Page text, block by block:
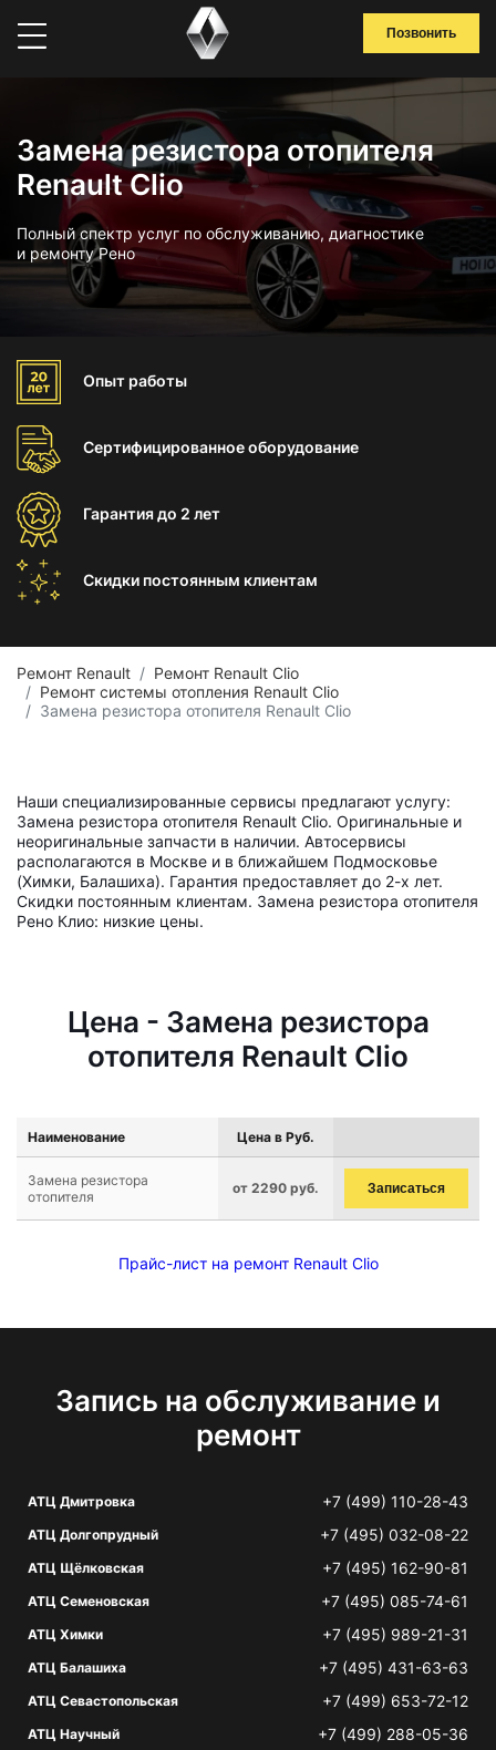
Позвонить
Замена резистора отопителя
Renault Clio
Полный спектр услуг по обслуживанию, диагностике
и ремонту Рено
Опыт работы
Сертифицированноеоборудование
Гарантиядо 2 лет
Скидки постоянным клиентам
Ремонт Renault
Ремонт Renault Clio
Ремонт системы отопления Renault Clio
Замена резистора отопителя Renault Clio
Наши специализированные сервисы предлагают услугу:
Замена резистора отопителя Renault Clio. Оригинальные и
неоригинальные запчасти в наличии. Автосервисы
располагаются в Москве и в ближайшем Подмосковье
(Химки, Балашиха). Гарантия предоставляет до 2-х лет.
Скидки постоянным клиентам. Замена резистора отопителя
Рено Клио: низкие цены.
Цена - Замена резистора
отопителя Renault Clio
Наименование Цена в Руб.
Замена резистора
отопителя
от 2290 руб. Записаться
Прайс-лист на ремонт Renault Clio
Запись на обслуживание и
ремонт
АТЦ Дмитровка +7 (499) 110-28-43
АТЦ Долгопрудный +7 (495) 032-08-22
АТЦ Щёлковская +7 (495) 162-90-81
АТЦ Семеновская +7 (495) 085-74-61
АТЦ Химки +7 (495) 989-21-31
АТЦ Балашиха +7 (495) 431-63-63
АТЦ Севастопольская +7 (499) 653-72-12
АТЦ Научный +7 (499) 288-05-36